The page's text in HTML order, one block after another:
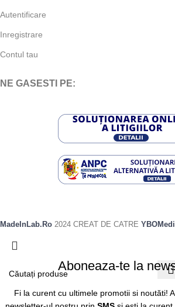
Autentificare
Inregistrare
Contul tau
NE GASESTI PE:
MadeInLab.Ro 2024 CREAT DE CATRE
Aboneaza-te la
Fi la curent cu ultimele promotii si noutăti!